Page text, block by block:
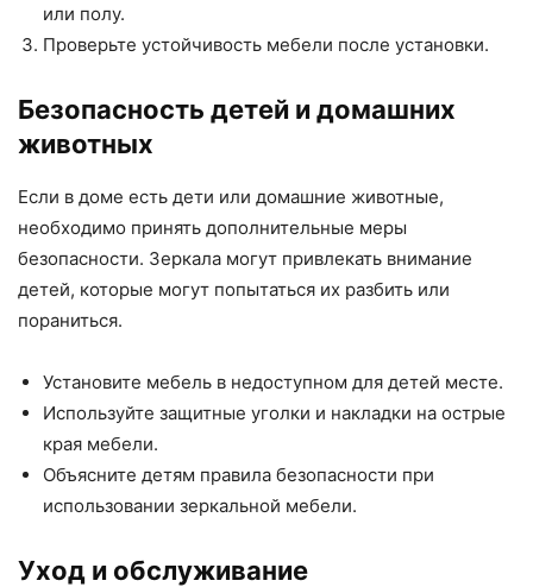
или полу.
Проверьте устойчивость мебели после установки.
Безопасность детей и домашних
животных
Если в доме есть дети или домашние животные,
необходимо принять дополнительные меры
безопасности. Зеркала могут привлекать внимание
детей, которые могут попытаться их разбить или
пораниться.
Установите мебель в недоступном для детей месте.
Используйте защитные уголки и накладки на острые
края мебели.
Объясните детям правила безопасности при
использовании зеркальной мебели.
Уход и обслуживание